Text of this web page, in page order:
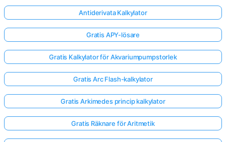
Antiderivata Kalkylator
Gratis APY-lösare
Gratis Kalkylator för Akvariumpumpstorlek
Gratis Arc Flash-kalkylator
Gratis Arkimedes princip kalkylator
Gratis Räknare för Aritmetik